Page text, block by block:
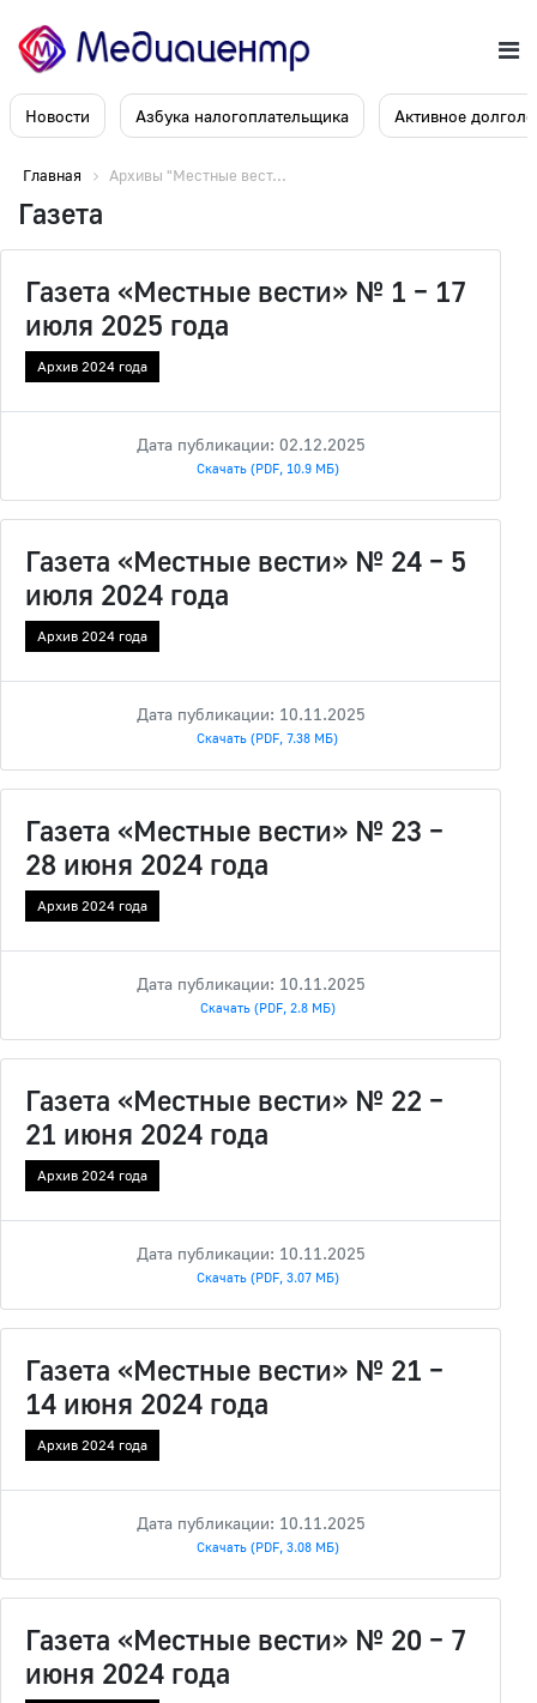
Новости Азбука налогоплательщика Активное
Главная Архивы "Местные вест...
Газета
Газета «Местные вести» № 1 – 17
июля 2025 года
Архив 2024 года
Дата публикации: 02.12.2025
Скачать (PDF, 10.9 МБ)
Газета «Местные вести» № 24 – 5
июля 2024 года
Архив 2024 года
Дата публикации: 10.11.2025
Скачать (PDF, 7.38 МБ)
Газета «Местные вести» № 23 –
28 июня 2024 года
Архив 2024 года
Дата публикации: 10.11.2025
Скачать (PDF, 2.8 МБ)
Газета «Местные вести» № 22 –
21 июня 2024 года
Архив 2024 года
Дата публикации: 10.11.2025
Скачать (PDF, 3.07 МБ)
Газета «Местные вести» № 21 –
14 июня 2024 года
Архив 2024 года
Дата публикации: 10.11.2025
Скачать (PDF, 3.08 МБ)
Газета «Местные вести» № 20 – 7
июня 2024 года